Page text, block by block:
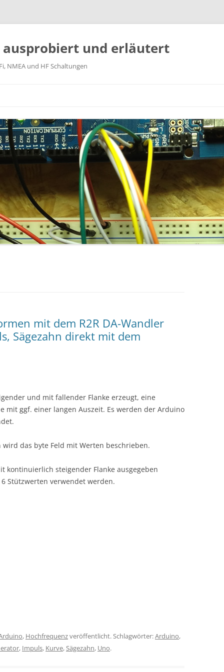
ausprobiert und erläutert
NMEA und HF Schaltungen
mit dem R2R DA-Wandler
Sägezahn direkt mit dem
und mit fallender Flanke erzeugt, eine
mit ggf. einer langen Auszeit. Es werden der Arduino
das byte Feld mit Werten beschrieben.
kontinuierlich steigender Flanke ausgegeben
Stützwerten verwendet werden.
, Hochfrequenzveröffentlicht. Schlagwörter:Arduino,
, Impuls, Kurve,Sägezahn, Uno.